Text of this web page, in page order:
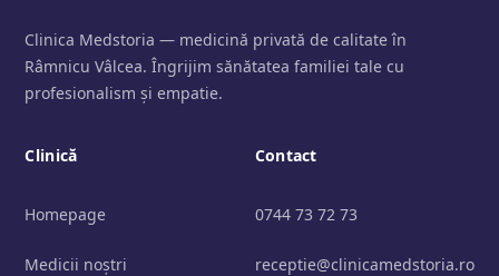
Clinica Medstoria — medicină privată de calitate în
Râmnicu Vâlcea. Îngrijim sănătatea familiei tale cu
profesionalism și empatie.
Clinică
Homepage
Medicii noștri
Contact
0744 73 72 73
receptie@clinicamedstoria.ro